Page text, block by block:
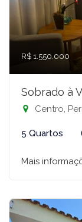
R$ 1.550.000
Sobrado à
Centro,
5 Quartos
Mais